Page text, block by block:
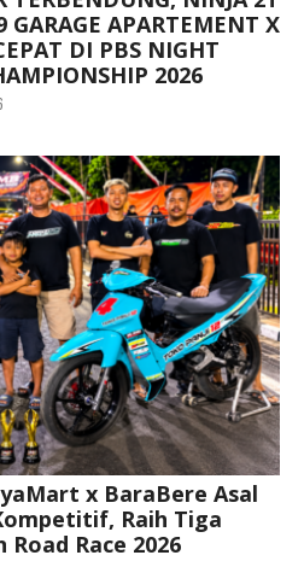
GARAGE APARTEMENT X
DI PBS NIGHT
2026
x BaraBere Asal
Raih Tiga
Race 2026